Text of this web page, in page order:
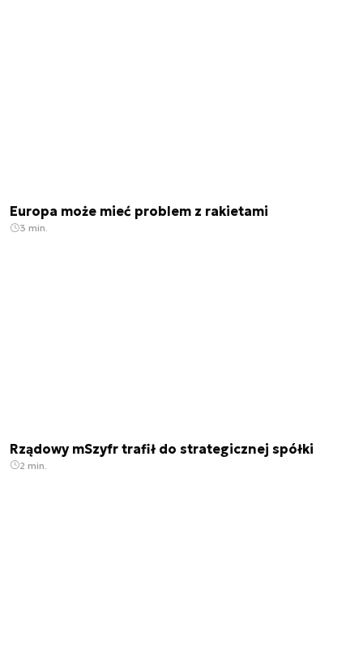
Europa może mieć problem z rakietami
3 min.
Rządowy mSzyfr trafił do strategicznej spółki
2 min.